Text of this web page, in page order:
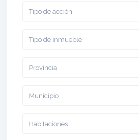
Tipo de acción
Tipo de inmueble
Provincia
Municipio
Habitaciones